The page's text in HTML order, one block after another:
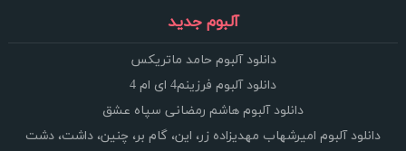
آلبوم جدید
دانلود آلبوم حامد ماتریکس
دانلود آلبوم فرزینم4 ای ام 4
دانلود آلبوم هاشم رمضانی سپاه عشق
دانلود آلبوم امیرشهاب مهدیزاده زر، این، گام بر، چنین، داشت، دشت